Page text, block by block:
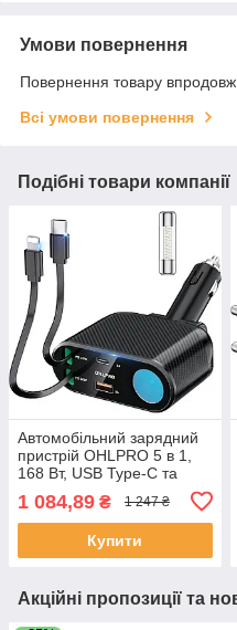
Умови повернення
Повернення товару
Всі умови повернення
Подібні товари компанії
Автомобільний зарядний
пристрій OHLPRO 5 в 1,
168 Вт, USB Type-C та
прикурювача для
телефону, планшета та
1 084,89 ₴ 1 247 ₴
Купити
Акційні пропозиції та